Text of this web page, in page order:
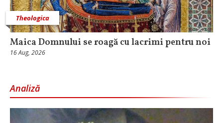
Theologica
Maica Domnului se roagă cu lacrimi pentru noi
16 Aug, 2026
Analiză